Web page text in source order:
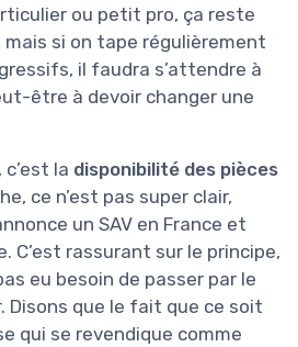
ou petit pro, ça reste
si on tape régulièrement
il faudra s’attendre à
être à devoir changer une
la disponibilité des pièces
ce n’est pas super clair,
un SAV en France et
C’est rassurant sur le principe,
eu besoin de passer par le
Disons que le fait que ce soit
qui se revendique comme